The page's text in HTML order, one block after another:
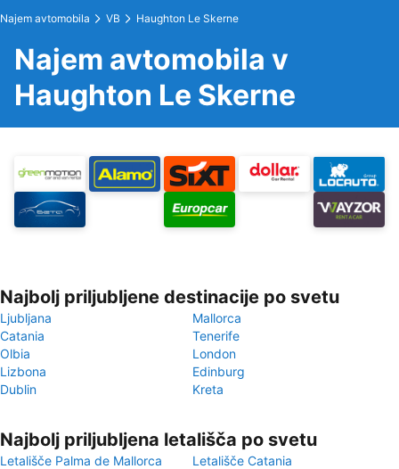
Najem avtomobila VB Haughton Le Skerne
Najem avtomobila v
Haughton Le Skerne
Najbolj priljubljene destinacije po svetu
Ljubljana
Mallorca
Catania
Tenerife
Olbia
London
Lizbona
Edinburg
Dublin
Kreta
Najbolj priljubljena letališča po svetu
Letališče Palma de Mallorca
Letališče Catania